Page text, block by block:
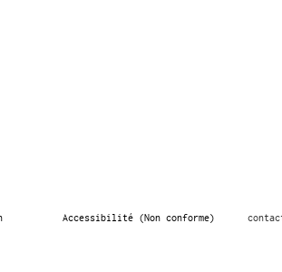
Accessibilité (Non conforme)